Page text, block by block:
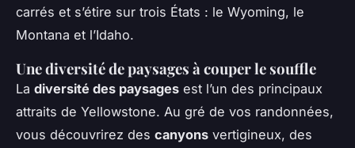
carrés et s’étire sur trois États : le Wyoming, le
Montana et l’Idaho.
Une diversité de paysages à couper le souffle
La diversité des paysages est l’un des principaux
attraits de Yellowstone. Au gré de vos randonnées,
vous découvrirez des canyons vertigineux, des